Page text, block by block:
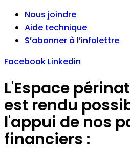
Nous joindre
Aide technique
S’abonner à l’infolettre
Facebook Linkedin
L'Espace
est rendu
l'appui de nos
financiers :